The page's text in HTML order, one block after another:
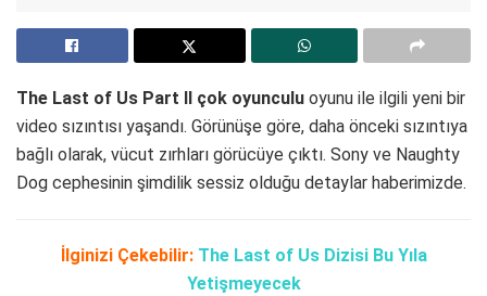
The Last of Us Part II çok oyunculu oyunu ile ilgili yeni bir
video sızıntısı yaşandı. Görünüşe göre, daha önceki sızıntıya
bağlı olarak, vücut zırhları görücüye çıktı. Sony ve Naughty
Dog cephesinin şimdilik sessiz olduğu detaylar haberimizde.
İlginizi Çekebilir: The Last of Us Dizisi Bu Yıla
Yetişmeyecek